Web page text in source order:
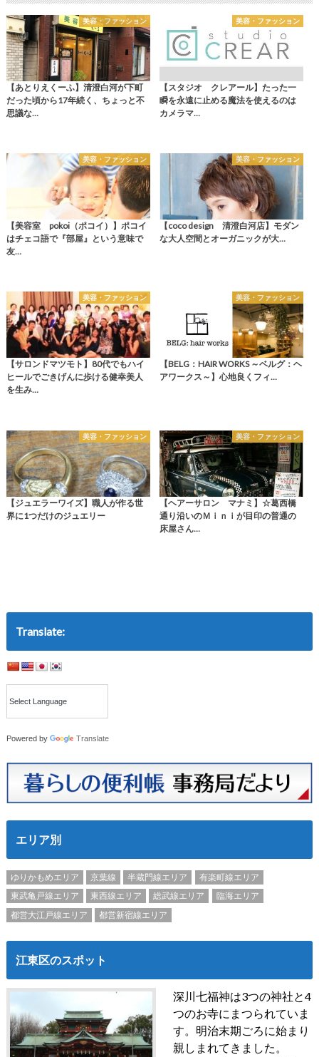
美容・ファッション
【あとりえくーふ】清澄白河が下町
だった頃から17年続く、ちょっと不
思議な…
美容・ファッション
【スタジオ クレアール】たった一
瞬を永遠に止める魔法を使えるのは
カメラマ…
美容・ファッション
【美容室 pokoi（ポコイ）】ポコイ
はチェコ語で『部屋』という意味で
友…
美容・ファッション
【coco design 清澄白河店】モダン
な大人空間とオーガニックが大…
美容・ファッション
【サロンドマツモト】80代でもハイ
ヒールでごきげんに歩ける健幸美人
を生み…
美容・ファッション
【BELG：HAIR WORKS ～ベルグ：ヘ
アワークス～】心地良くフィ…
美容・ファッション
【ジュエラーワイズ】職人が作る世
界に1つだけのジュエリー
美容・ファッション
【ヘアーサロン マナミ】☆葛西橋
通り沿いのＭｉｎｉが目印の普通の
床屋さん…
Translate:
Powered by Translate
エリア別
ゆりかもめエリア 京葉線 半蔵門線エリア
有楽町線エリア
東武亀戸線エリア
東西線エリア 総武線エリア
臨海エリア
都営大江戸線エリア
都営新宿線エリア
江東区のスポット
深川七福神は3つの神社と4
つのお寺にまつられていま
す。明治末期ごろに始まり
親しまれてきました。